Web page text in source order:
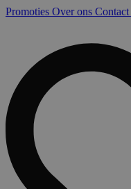
Promoties Over ons Contact